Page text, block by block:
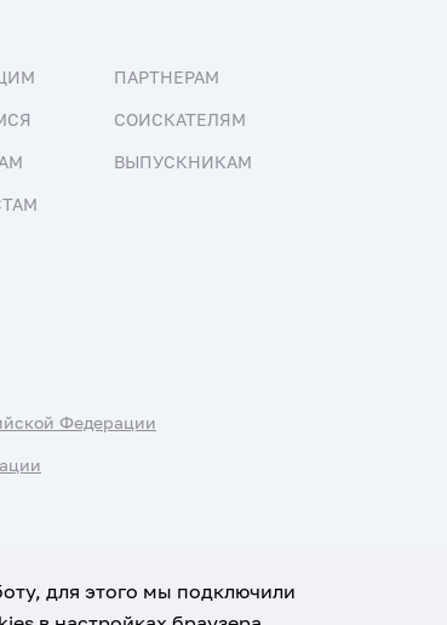
ПАРТНЕРАМ
СОИСКАТЕЛЯМ
ВЫПУСКНИКАМ
Федерации
для этого мы подключили